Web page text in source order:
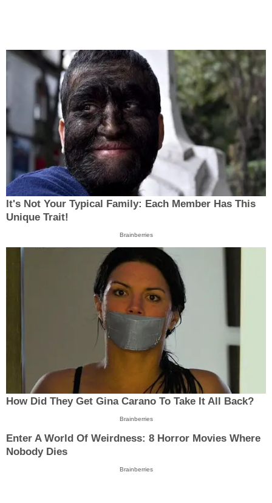
It's Not Your Typical Family: Each Member Has This
Unique Trait!
Brainberries
How Did They Get Gina Carano To Take It All Back?
Brainberries
Enter A World Of Weirdness: 8 Horror Movies Where
Nobody Dies
Brainberries